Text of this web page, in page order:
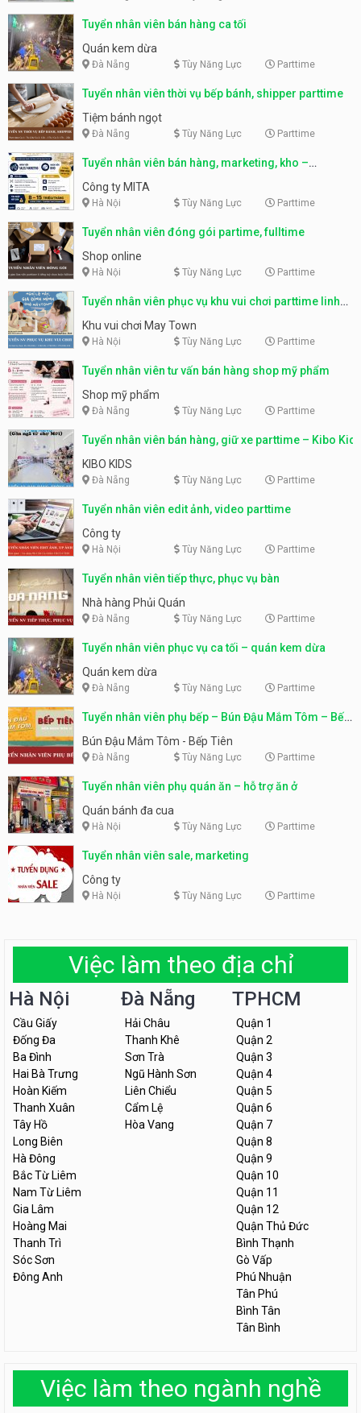
Tuyển nhân viên bán hàng ca tối
Quán kem dừa
Đà Nẵng Tùy Năng Lực Parttime
Tuyển nhân viên thời vụ bếp bánh, shipper parttime
Tiệm bánh ngọt
Đà Nẵng Tùy Năng Lực Parttime
Tuyển nhân viên bán hàng, marketing, kho –
parttime, fulltime
Công ty MITA
Hà Nội Tùy Năng Lực Parttime
Tuyển nhân viên đóng gói partime, fulltime
Shop online
Hà Nội Tùy Năng Lực Parttime
Tuyển nhân viên phục vụ khu vui chơi parttime linh
động
Khu vui chơi May Town
Hà Nội Tùy Năng Lực Parttime
Tuyển nhân viên tư vấn bán hàng shop mỹ phẩm
Shop mỹ phẩm
Đà Nẵng Tùy Năng Lực Parttime
Tuyển nhân viên bán hàng, giữ xe parttime – Kibo Kid
KIBO KIDS
Đà Nẵng Tùy Năng Lực Parttime
Tuyển nhân viên edit ảnh, video parttime
Công ty
Hà Nội Tùy Năng Lực Parttime
Tuyển nhân viên tiếp thực, phục vụ bàn
Nhà hàng Phủi Quán
Đà Nẵng Tùy Năng Lực Parttime
Tuyển nhân viên phục vụ ca tối – quán kem dừa
Quán kem dừa
Đà Nẵng Tùy Năng Lực Parttime
Tuyển nhân viên phụ bếp – Bún Đậu Mắm Tôm – Bếp
Tiên
Bún Đậu Mắm Tôm - Bếp Tiên
Đà Nẵng Tùy Năng Lực Parttime
Tuyển nhân viên phụ quán ăn – hỗ trợ ăn ở
Quán bánh đa cua
Hà Nội Tùy Năng Lực Parttime
Tuyển nhân viên sale, marketing
Công ty
Hà Nội Tùy Năng Lực Parttime
Việc làm theo địa chỉ
Hà Nội
Cầu Giấy
Đống Đa
Ba Đình
Hai Bà Trưng
Hoàn Kiếm
Thanh Xuân
Tây Hồ
Long Biên
Hà Đông
Bắc Từ Liêm
Nam Từ Liêm
Gia Lâm
Hoàng Mai
Thanh Trì
Sóc Sơn
Đông Anh
Đà Nẵng
Hải Châu
Thanh Khê
Sơn Trà
Ngũ Hành Sơn
Liên Chiểu
Cẩm Lệ
Hòa Vang
TPHCM
Quận 1
Quận 2
Quận 3
Quận 4
Quận 5
Quận 6
Quận 7
Quận 8
Quận 9
Quận 10
Quận 11
Quận 12
Quận Thủ Đức
Bình Thạnh
Gò Vấp
Phú Nhuận
Tân Phú
Bình Tân
Tân Bình
Việc làm theo ngành nghề